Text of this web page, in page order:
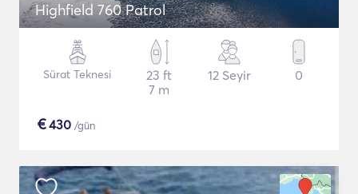
Highfield 760 Patrol
Sürat Teknesi
23 ft
7 m
12 Seyir 0
€430 /gün